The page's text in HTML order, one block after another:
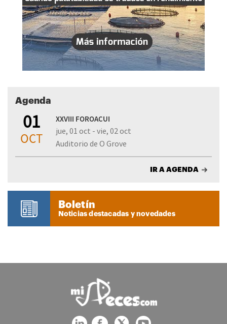
Agenda
01
OCT
XXVIII FOROACUI
jue, 01 oct - vie, 02 oct
Auditorio de O Grove
IR A AGENDA
Boletín
Noticias destacadas y novedades